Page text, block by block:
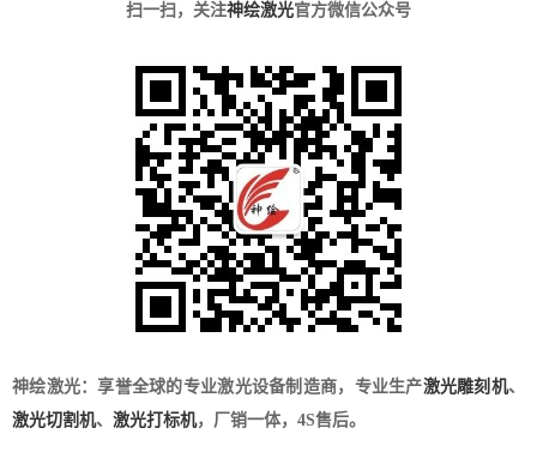
扫一扫，关注神绘激光官方微信公众号
神绘激光：享誉全球的专业激光设备制造商，专业生产激光雕刻机、
激光切割机、 激光打标机，厂销一体，4S售后。